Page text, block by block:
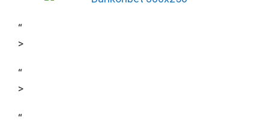
“
>
“
>
“